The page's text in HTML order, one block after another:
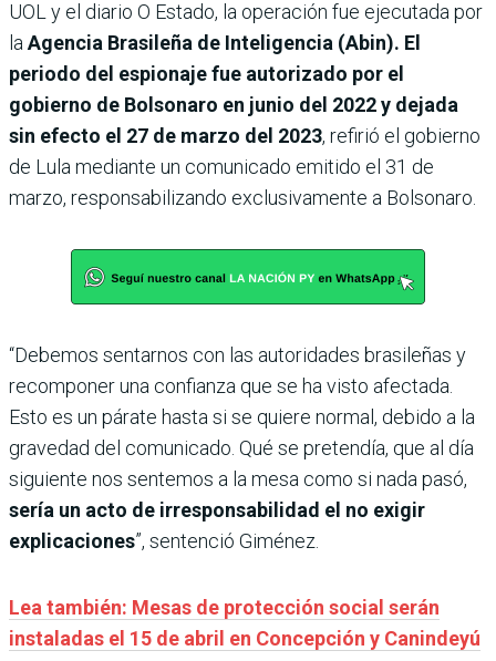
UOL y el diario O Estado, la operación fue eje­cutada por
la Agencia Brasi­leña de Inteligencia (Abin). El
periodo del espionaje fue autorizado por el
gobierno de Bolsonaro en junio del 2022 y dejada
sin efecto el 27 de marzo del 2023, refirió el gobierno
de Lula mediante un comunicado emitido el 31 de
marzo, responsabilizando exclusivamente a Bolsonaro.
“Debemos sentarnos con las autoridades brasileñas y
recomponer una confianza que se ha visto afectada.
Esto es un párate hasta si se quiere normal, debido a la
gravedad del comunicado. Qué se pretendía, que al día
siguiente nos sentemos a la mesa como si nada pasó,
sería un acto de irresponsabilidad el no exigir
explicaciones”, sentenció Giménez.
Lea también: Mesas de protección social serán
instaladas el 15 de abril en Concepción y Canindeyú